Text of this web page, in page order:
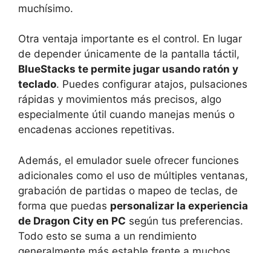
muchísimo.
Otra ventaja importante es el control. En lugar
de depender únicamente de la pantalla táctil,
BlueStacks te permite jugar usando ratón y
teclado. Puedes configurar atajos, pulsaciones
rápidas y movimientos más precisos, algo
especialmente útil cuando manejas menús o
encadenas acciones repetitivas.
Además, el emulador suele ofrecer funciones
adicionales como el uso de múltiples ventanas,
grabación de partidas o mapeo de teclas, de
forma que puedas personalizar la experiencia
de Dragon City en PC según tus preferencias.
Todo esto se suma a un rendimiento